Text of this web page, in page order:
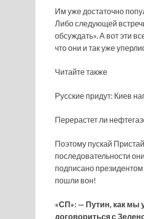
Им уже достаточно
Либо следующей
обсуждать». А вот эти
что они и так уже
Читайте также
Русские придут: Киев
Перерастет ли
Поэтому пускай
последовательности
подписано
пошли вон!
«СП»: — Путин, как мы
договориться с